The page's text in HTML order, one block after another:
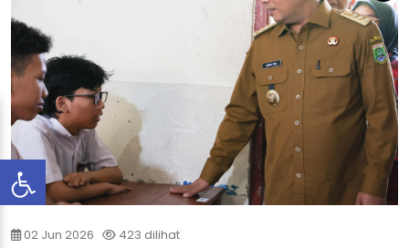
02 Jun 2026
423 dilihat